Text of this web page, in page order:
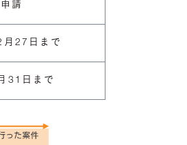
請
27日まで
31日まで